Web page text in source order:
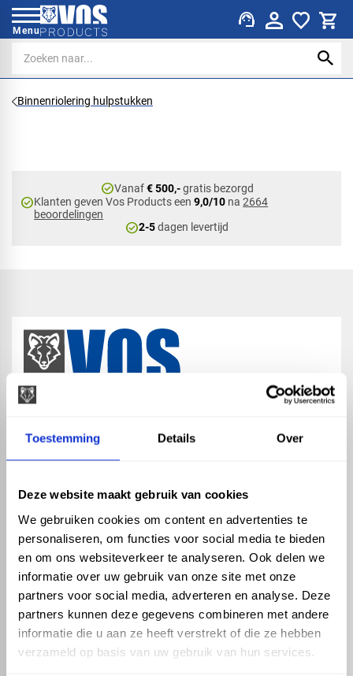
Toestemming Details Over
Deze website maakt gebruik van cookies
We gebruiken cookies om content en advertenties te
personaliseren, om functies voor social media te bieden
en om ons websiteverkeer te analyseren. Ook delen we
informatie over uw gebruik van onze site met onze
partners voor social media, adverteren en analyse. Deze
partners kunnen deze gegevens combineren met andere
informatie die u aan ze heeft verstrekt of die ze hebben
verzameld op basis van uw gebruik van hun services.
Menu support_agent
Binnenriolering hulpstukken
check_circleVanaf€ 500,-gratis bezorgd
check_circleKlanten geven Vos Products een9,0/10 na2664
beoordelingen
check_circle2-5dagen levertijd
ASSORTIMENT
Hemelwaterafvoer
Drukleiding
KENNIS EN HULP
Klantenservice
Kennisbank
phone_enabled +31 416 75 02 55
mail info@vosproducts.nl
check_circleDé bouwmarkt van Altena
check_circle Direct uit grote voorraad geleverd met eigen transport
check_circleLevering in NL en BE